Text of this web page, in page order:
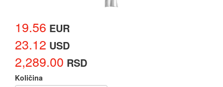
19.56 EUR
23.12 USD
2,289.00 RSD
Količina